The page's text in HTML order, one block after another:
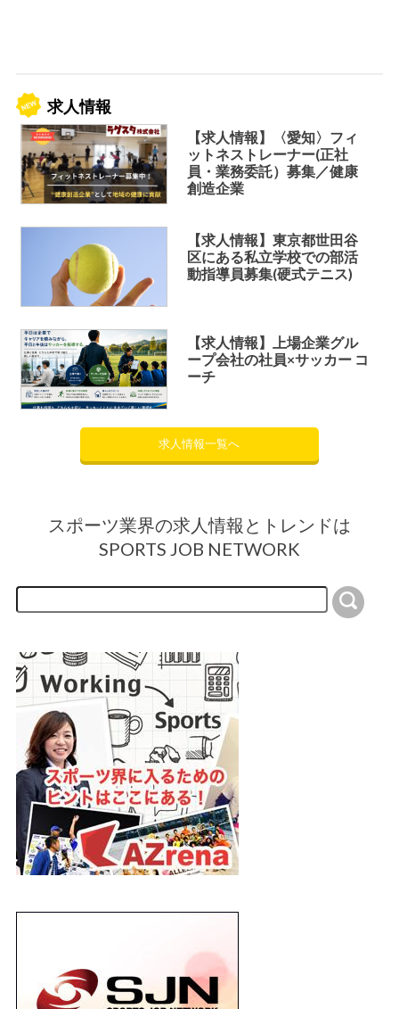
求人情報
【求人情報】〈愛知〉フィ
ットネストレーナー(正社
員・業務委託）募集／健康
創造企業
【求人情報】東京都世田谷
区にある私立学校での部活
動指導員募集(硬式テニス)
【求人情報】上場企業グル
ープ会社の社員×サッカー コ
ーチ
求人情報一覧へ
スポーツ業界の求人情報とトレンドは
SPORTS JOB NETWORK